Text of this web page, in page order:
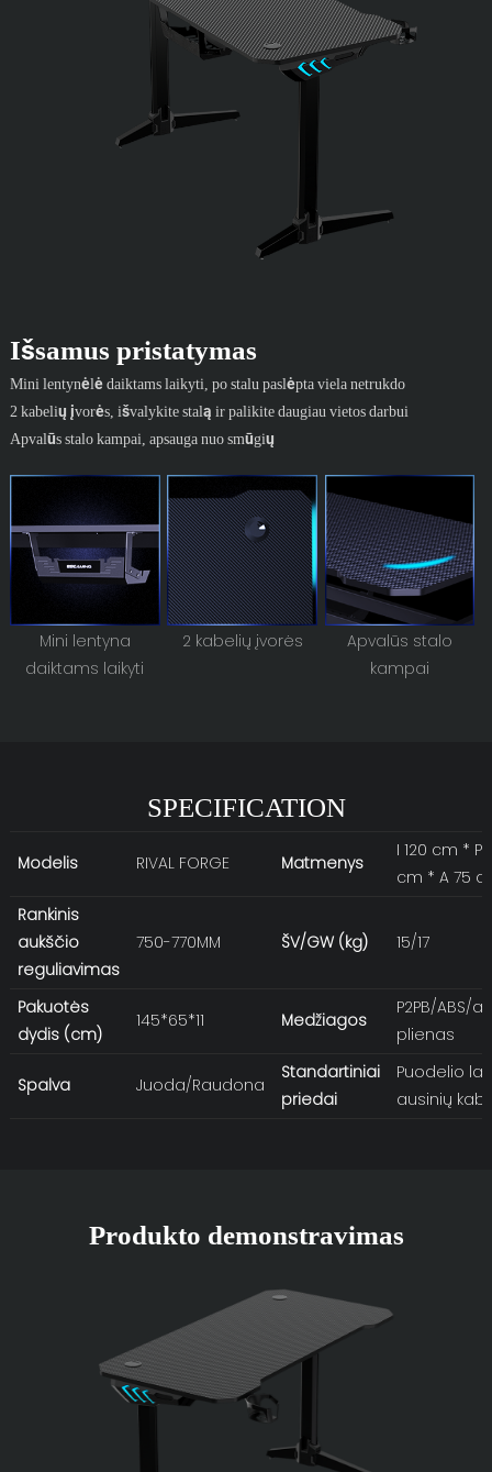
Išsamus pristatymas
Mini lentynėlė daiktams laikyti, po stalu paslėpta viela netrukdo
2 kabelių įvorės, išvalykite stalą ir palikite daugiau vietos darbui
Apvalūs stalo kampai, apsauga nuo smūgių
Mini lentyna
daiktams laikyti
2 kabelių įvorės
Apvalūs stalo
kampai
SPECIFICATION
Modelis RIVAL FORGE Matmenys
I 120 cm * P
cm * A 75
Rankinis
aukščio
reguliavimas
750-770MM ŠV/GW (kg) 15/17
Pakuotės
dydis (cm)
145*65*11 Medžiagos
P2PB/ABS/
plienas
Spalva Juoda/Raudona
Standartiniai
priedai
Puodelio
ausinių
Produkto demonstravimas